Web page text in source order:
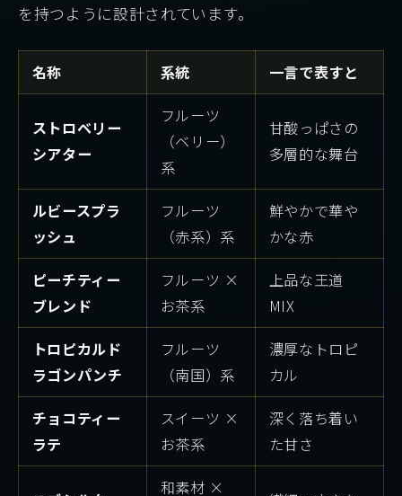
を持つように設計されています。
名称 系統 一言で表すと
ストロベリー
シアター
フルーツ
（ベリー）
系
甘酸っぱさの
多層的な舞台
ルビースプラ
ッシュ
フルーツ
（赤系）系
鮮やかで華や
かな赤
ピーチティー
ブレンド
フルーツ ×
お茶系
上品な王道
MIX
トロピカルド
ラゴンパンチ
フルーツ
（南国）系
濃厚なトロピ
カル
チョコティー
ラテ
スイーツ ×
お茶系
深く落ち着い
た甘さ
和素材 ×